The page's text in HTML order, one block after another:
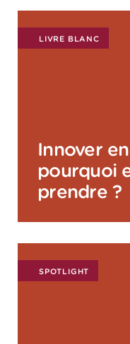
LIVRE BLANC
Innover
pourquoi
prendre ?
SPOTLIGHT